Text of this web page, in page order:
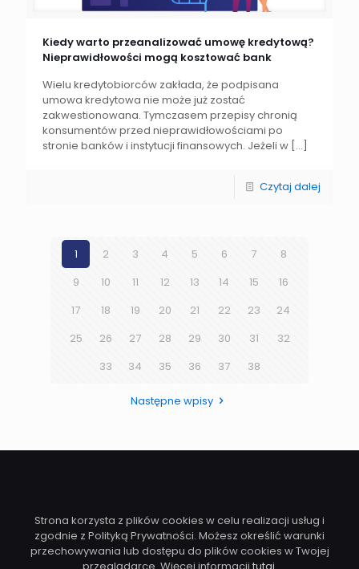
Kiedy warto przeanalizować umowę kredytową?
Nieprawidłowości mogą kosztować bank
Wielu kredytobiorców zakłada, że podpisana
umowa kredytowa nie może już zostać
zakwestionowana. Tymczasem przepisy chronią
konsumentów przed nieprawidłowościami po
stronie banków i instytucji finansowych. Jeżeli w […]
Czytaj dalej
1 2 3 4 5 6 7
8
9
10 11 12 13 14 15
16
17
18 19 20 21 22 23
24
25
26 27 28 29 30 31
32
33
34 35 36 37 38
Następne wpisy
Strona korzysta z plików cookies w celu realizacji usług i
zgodnie z Polityką Prywatności. Możesz określić warunki
przechowywania lub dostępu do plików cookies w Twojej